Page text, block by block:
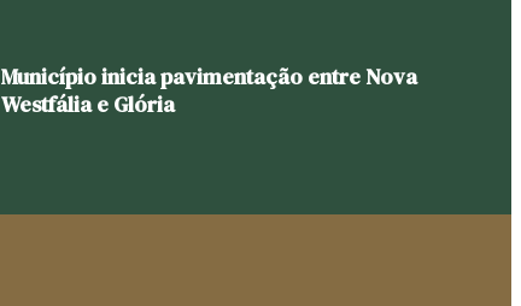
Município inicia pavimentação entre Nova
Westfália e Glória